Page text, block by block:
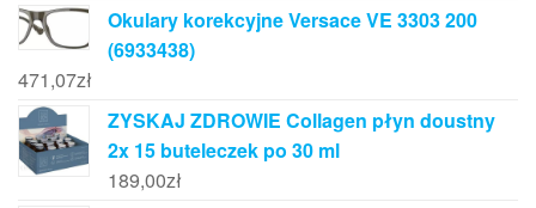
Okulary korekcyjne Versace VE 3303 200
(6933438)
471,07zł
ZYSKAJ ZDROWIE Collagen płyn doustny
2x 15 buteleczek po 30 ml
189,00zł